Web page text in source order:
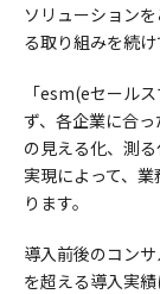
ソリューション
る取り組みを続け
「esm(eセール
ず、各企業に合
の見える化、測
実現によって、
ります。
導入前後のコン
を超える導入実